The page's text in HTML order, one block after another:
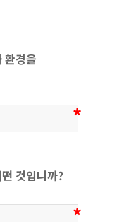
환경을
것입니까?